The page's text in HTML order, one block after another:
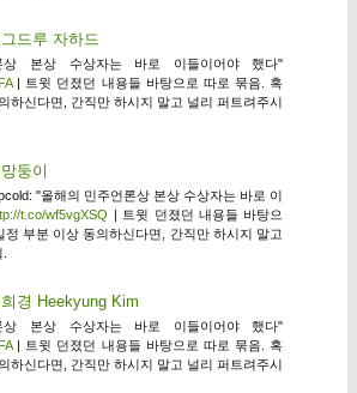
드루 자하드
상 본상 수상자는 바로 이들이어야 했다"
| 트윗 던졌던 내용들 바탕으로 따로 묶음. 혹
하신다면, 간직만 하시지 말고 널리 퍼트려주시
둥이
"올해의 민주언론상 본상 수상자는 바로 이
t.co/wf5vgXSQ | 트윗 던졌던 내용들 바탕으
정 부분 이상 동의하신다면, 간직만 하시지 말고
경 Heekyung Kim
상 본상 수상자는 바로 이들이어야 했다"
| 트윗 던졌던 내용들 바탕으로 따로 묶음. 혹
하신다면, 간직만 하시지 말고 널리 퍼트려주시